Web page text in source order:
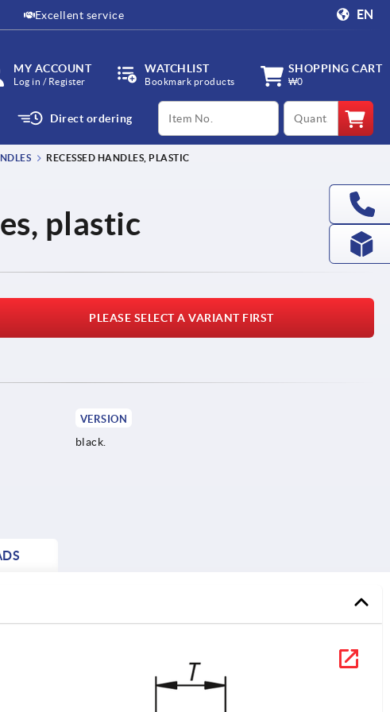
Excellent service EN
MY ACCOUNT
Log in / Register
WATCHLIST
Bookmark products
SHOPPING CART
₩0
Direct ordering
productCode qty
RECESSED HANDLES, PLASTIC
plastic
PLEASE SELECT A VARIANT FIRST
VERSION
black.